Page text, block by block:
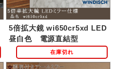
5倍拡大鏡 wi650cr5xd LED
昼白色 電源直結型
在庫切れ